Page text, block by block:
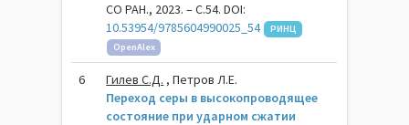
СО РАН., 2023. – C.54. DOI:
10.53954/9785604990025_54
РИНЦ
OpenAlex
6 Гилев С.Д. , Петров Л.Е.
Переход серы в высокопроводящее
состояние при ударном сжатии